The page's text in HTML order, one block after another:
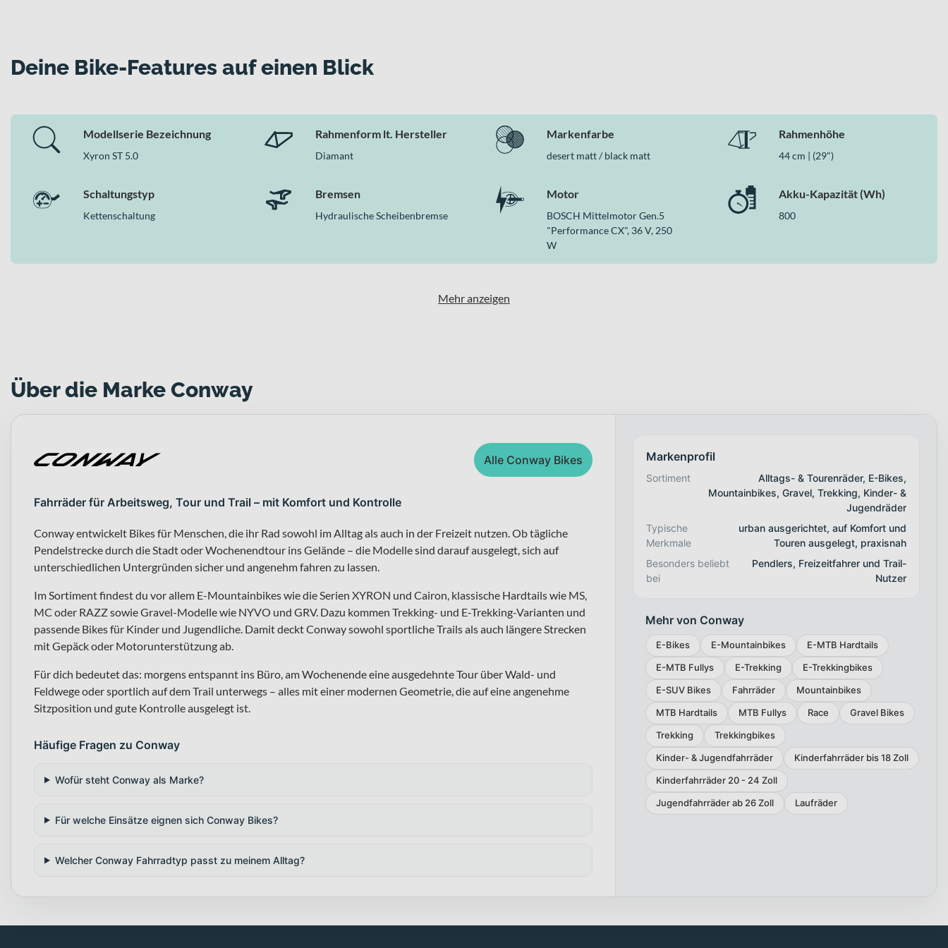
bedeutet das: maximale Kontrolle auf technischen Trails, souveräne Unterstützung am Berg und genügend Reserven für lange All-Mountain-Touren – genau das, was Du von einem modernen E-
MTB Fully erwartest.
Deine Bike-Features auf einen Blick
Modellserie Bezeichnung
Xyron ST 5.0
Rahmenform lt. Hersteller
Diamant
Markenfarbe
desert matt / black matt
Rahmenhöhe
44 cm | (29")
Schaltungstyp
Kettenschaltung
Bremsen
Hydraulische Scheibenbremse
Motor
BOSCH Mittelmotor Gen.5
"Performance CX", 36 V, 250
W
Akku-Kapazität (Wh)
800
Mehr anzeigen
Über die Marke Conway
Alle Conway Bikes
Fahrräder für Arbeitsweg, Tour und Trail – mit Komfort und Kontrolle
Conway entwickelt Bikes für Menschen, die ihr Rad sowohl im Alltag als auch in der Freizeit nutzen. Ob tägliche
Pendelstrecke durch die Stadt oder Wochenendtour ins Gelände – die Modelle sind darauf ausgelegt, sich auf
unterschiedlichen Untergründen sicher und angenehm fahren zu lassen.
Im Sortiment findest du vor allem E-Mountainbikes wie die Serien XYRON und Cairon, klassische Hardtails wie MS,
MC oder RAZZ sowie Gravel-Modelle wie NYVO und GRV. Dazu kommen Trekking- und E-Trekking-Varianten und
passende Bikes für Kinder und Jugendliche. Damit deckt Conway sowohl sportliche Trails als auch längere Strecken
mit Gepäck oder Motorunterstützung ab.
Für dich bedeutet das: morgens entspannt ins Büro, am Wochenende eine ausgedehnte Tour über Wald- und
Feldwege oder sportlich auf dem Trail unterwegs – alles mit einer modernen Geometrie, die auf eine angenehme
Sitzposition und gute Kontrolle ausgelegt ist.
Häufige Fragen zu Conway
Wofür steht Conway als Marke?
Für welche Einsätze eignen sich Conway Bikes?
Welcher Conway Fahrradtyp passt zu meinem Alltag?
Markenprofil
Sortiment
Alltags- & Tourenräder, E-Bikes,
Mountainbikes, Gravel, Trekking, Kinder- &
Jugendräder
Typische
Merkmale
urban ausgerichtet, auf Komfort und
Touren ausgelegt, praxisnah
Besonders beliebt
bei
Pendlers, Freizeitfahrer und Trail-
Nutzer
Mehr von Conway
E-Bikes E-Mountainbikes
E-MTB Hardtails
E-MTB Fullys
E-Trekking
E-Trekkingbikes
E-SUV Bikes
Fahrräder
Mountainbikes
MTB Hardtails
MTB Fullys Race
Gravel Bikes
Trekking
Trekkingbikes
Kinder- & Jugendfahrräder
Kinderfahrräder bis 18 Zoll
Kinderfahrräder 20 - 24 Zoll
Jugendfahrräder ab 26 Zoll
Laufräder